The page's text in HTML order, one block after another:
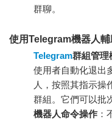
群聊。
使用Telegram機器人輔
Telegram群組管理
使用者自動化退出
人，按照其指示操
群組。它們可以批
機器人命令操作 ：